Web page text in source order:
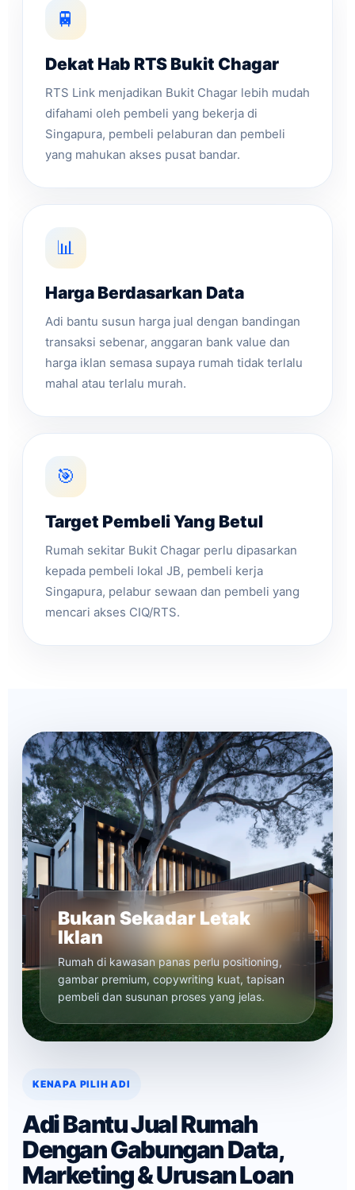
🚆
Dekat Hab RTS Bukit Chagar
RTS Link menjadikan Bukit Chagar lebih mudah
difahami oleh pembeli yang bekerja di
Singapura, pembeli pelaburan dan pembeli
yang mahukan akses pusat bandar.
📊
Harga Berdasarkan Data
Adi bantu susun harga jual dengan bandingan
transaksi sebenar, anggaran bank value dan
harga iklan semasa supaya rumah tidak terlalu
mahal atau terlalu murah.
🎯
Target Pembeli Yang Betul
Rumah sekitar Bukit Chagar perlu dipasarkan
kepada pembeli lokal JB, pembeli kerja
Singapura, pelabur sewaan dan pembeli yang
mencari akses CIQ/RTS.
Bukan Sekadar Letak
Iklan
Rumah di kawasan panas perlu positioning,
gambar premium, copywriting kuat, tapisan
pembeli dan susunan proses yang jelas.
KENAPA PILIH ADI
Adi Bantu Jual Rumah
Dengan Gabungan Data,
Marketing & Urusan Loan